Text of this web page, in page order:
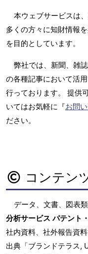
本ウェブサービスは
多くの方々に知財情報
を目的としています。
弊社では、新聞、雑
の各種記事において活
行っております。 提供
いてはお気軽に『お問
ださい。
コンテン
データ、文書、図表
分析サービス パテント
社内資料、社外報告資
出典「ブランドテラス,